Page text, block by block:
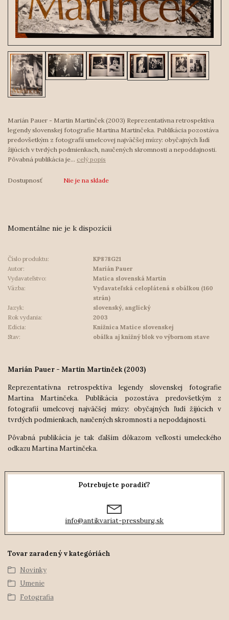
Marián Pauer - Martin Martinček (2003) Reprezentatívna retrospektíva
legendy slovenskej fotografie Martina Martinčeka. Publikácia pozostáva
predovšetkým z fotografií umelcovej najväčšej múzy: obyčajných ľudí
žijúcich v tvrdých podmienkach, naučených skromnosti a nepoddajnosti.
Pôvabná publikácia je... celý popis
Dostupnosť Nie je na sklade
Momentálne nie je k dispozícii
Číslo produktu:
KP878G21
Autor:
Marián Pauer
Vydavateľstvo:
Matica slovenská Martin
Väzba:
Vydavateľská celoplátená s obálkou (160
strán)
Jazyk:
slovenský, anglický
Rok vydania:
2003
Edícia:
Knižnica Matice slovenskej
Stav:
obálka aj knižný blok vo výbornom stave
Marián Pauer - Martin Martinček (2003)
Reprezentatívna retrospektíva legendy slovenskej fotografie
Martina Martinčeka. Publikácia pozostáva predovšetkým z
fotografií umelcovej najväčšej múzy: obyčajných ľudí žijúcich v
tvrdých podmienkach, naučených skromnosti a nepoddajnosti.
Pôvabná publikácia je tak ďalším dôkazom veľkosti umeleckého
odkazu Martina Martinčeka.
Potrebujete poradiť?
info@antikvariat-pressburg.sk
Tovar zaradený v kategóriách
Novinky
Umenie
Fotografia